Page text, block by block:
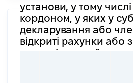
установи, у тому числі
кордоном, у яких у
декларування або
відкриті рахунки або
кошти, інше майно